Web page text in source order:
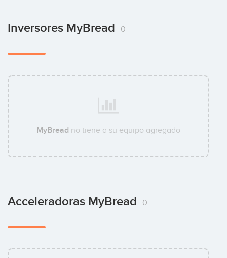
Inversores MyBread 0
MyBread no tiene a su equipo agregado
Acceleradoras MyBread 0